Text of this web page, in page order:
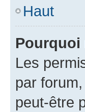
Haut
Pourquoi
Les
par
peut-être